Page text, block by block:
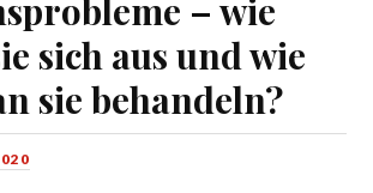
– wie
sich aus und wie
sie behandeln?